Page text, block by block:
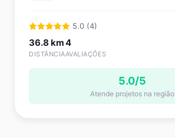
5.0 (4)
36.8 km
DISTÂNCIA
4
AVALIAÇÕES
5.0/5
Atende projetos na região